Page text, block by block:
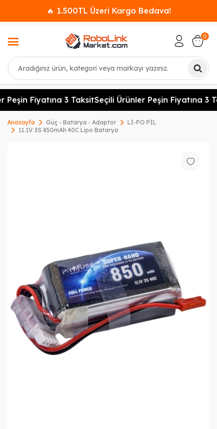
🔥 1.500TL Üzeri Kargo Bedava!
Ara
0
Peşin Fiyatına 3 TaksitSeçili Ürünler Peşin Fiyatına 3
Anasayfa Güç - Batarya - Adaptör
Lİ-PO PİL
11.1V 3S 850mAh 40C Lipo Batarya